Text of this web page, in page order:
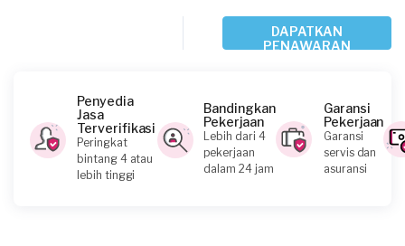
Elly Sigit requested Event Organizer
Malang, Jawa Timur
Request Fulfilled
Rp10.000.001 - Rp25.000.000
DAPATKAN
PENAWARAN
Penyedia
Jasa
Terverifikasi
Peringkat
bintang 4 atau
lebih tinggi
Bandingkan
Pekerjaan
Lebih dari 4
pekerjaan
dalam 24 jam
Garansi
Pekerjaan
Garansi
servis dan
asuransi